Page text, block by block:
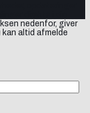
nedenfor, giver
altid afmelde